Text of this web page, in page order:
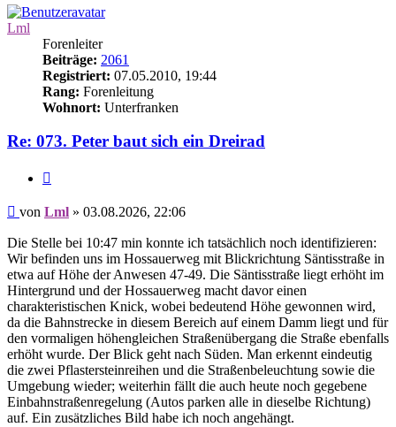
Lml
Forenleiter
Beiträge: 2061
Registriert: 07.05.2010, 19:44
Rang: Forenleitung
Wohnort: Unterfranken
Re: 073. Peter baut sich ein Dreirad
Beitrag
von Lml » 03.08.2026, 22:06
Die Stelle bei 10:47 min konnte ich tatsächlich noch identifizieren:
Wir befinden uns im Hossauerweg mit Blickrichtung Säntisstraße in
etwa auf Höhe der Anwesen 47-49. Die Säntisstraße liegt erhöht im
Hintergrund und der Hossauerweg macht davor einen
charakteristischen Knick, wobei bedeutend Höhe gewonnen wird,
da die Bahnstrecke in diesem Bereich auf einem Damm liegt und für
den vormaligen höhengleichen Straßenübergang die Straße ebenfalls
erhöht wurde. Der Blick geht nach Süden. Man erkennt eindeutig
die zwei Pflastersteinreihen und die Straßenbeleuchtung sowie die
Umgebung wieder; weiterhin fällt die auch heute noch gegebene
Einbahnstraßenregelung (Autos parken alle in dieselbe Richtung)
auf. Ein zusätzliches Bild habe ich noch angehängt.